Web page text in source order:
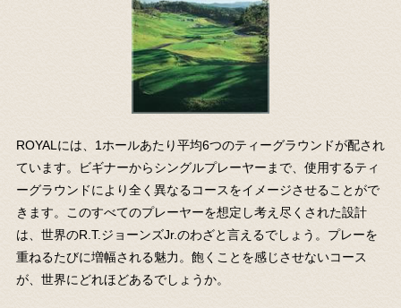
ROYALには、1ホールあたり平均6つのティーグラウンドが配され
ています。ビギナーからシングルプレーヤーまで、使用するティ
ーグラウンドにより全く異なるコースをイメージさせることがで
きます。このすべてのプレーヤーを想定し考え尽くされた設計
は、世界のR.T.ジョーンズJr.のわざと言えるでしょう。プレーを
重ねるたびに増幅される魅力。飽くことを感じさせないコース
が、世界にどれほどあるでしょうか。